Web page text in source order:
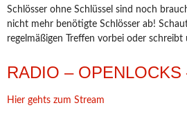
Schlösser ohne Schlüssel sind noch
nicht mehr benötigte Schlösser ab!
regelmäßigen Treffen vorbei oder schreibt
RADIO –
Hier gehts zum Stream